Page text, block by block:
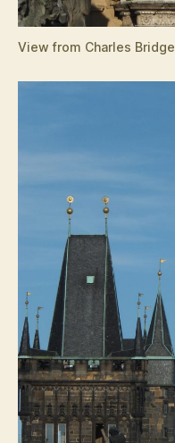
View from Charles Bridge